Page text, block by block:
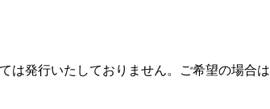
は発行いたしておりません。ご希望の場合は